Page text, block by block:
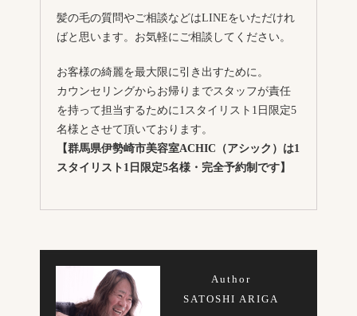
髪の毛の質問やご相談などはLINEをいただけれ
ばと思います。お気軽にご相談してください。
お客様の綺麗を最大限に引き出すために。
カウンセリングからお帰りまでスタッフが責任
を持って担当するために1スタイリスト1日限定5
名様とさせて頂いております。
【群馬県伊勢崎市美容室ACHIC（アシック）は1
スタイリスト1日限定5名様・完全予約制です】
Author
SATOSHI ARIGA